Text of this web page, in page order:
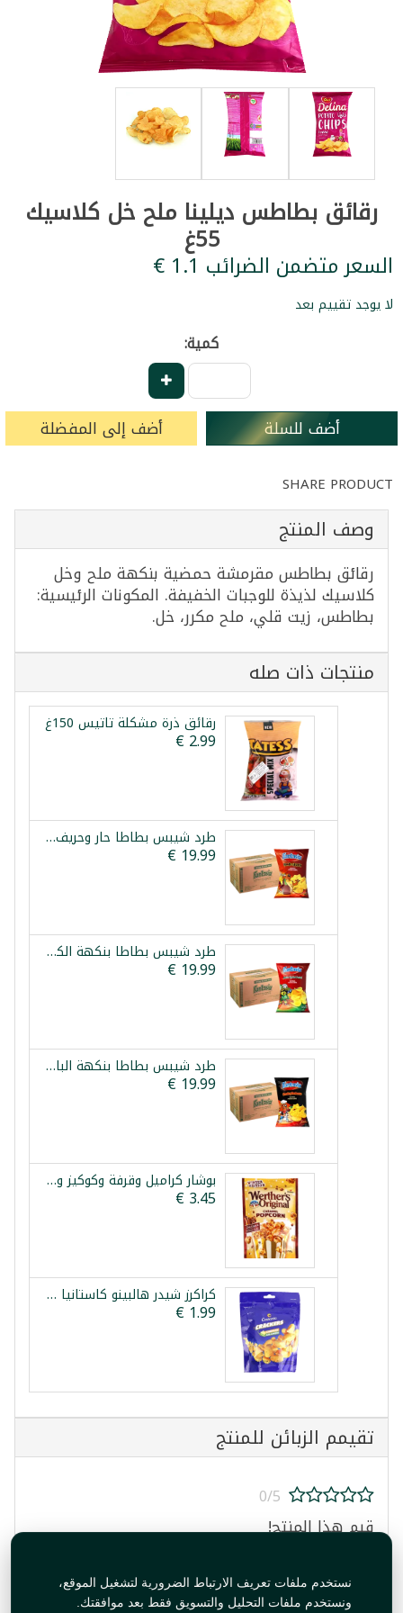
نستخدم ملفات تعريف الارتباط الضرورية لتشغيل الموقع،
ونستخدم ملفات التحليل والتسويق فقط بعد موافقتك.
رقائق بطاطس ديلينا ملح خل كلاسيك
55غ
السعر متضمن الضرائب ‏1.1 €
لا يوجد تقييم بعد
كمية:
أضف للسلة أضف إلى المفضلة
SHARE PRODUCT
وصف المنتج
رقائق بطاطس مقرمشة حمضية بنكهة ملح وخل
كلاسيك لذيذة للوجبات الخفيفة. المكونات الرئيسية:
بطاطس، زيت قلي، ملح مكرر، خل.
منتجات ذات صله
رقائق ذرة مشكلة تاتيس 150غ
طرد شيبس بطاطا حار وحريف فانتازيا 12×90غ
طرد شيبس بطاطا بنكهة الكاتشب فانتازيا 12×90غ
طرد شيبس بطاطا بنكهة الباربكيو المدخن فانتازيا 12×90غ
بوشار كراميل وقرفة وكوكيز ويثررز 140غ
كراكرز شيدر هالبينو كاستانيا 100غ
تقيمم الزبائن للمنتج
0/5
قيم هذا المنتج!